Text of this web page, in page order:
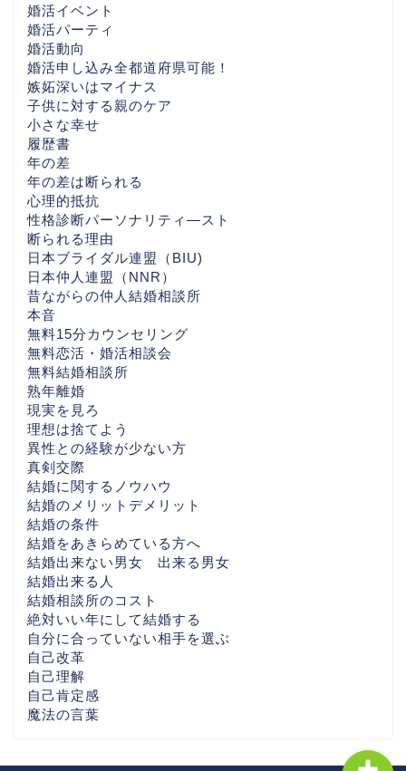
婚活イベント
婚活パーティ
婚活動向
婚活申し込み全都道府県可能！
嫉妬深いはマイナス
子供に対する親のケア
小さな幸せ
履歴書
年の差
年の差は断られる
心理的抵抗
性格診断パーソナリティ―スト
断られる理由
日本ブライダル連盟（BIU)
日本仲人連盟（NNR）
昔ながらの仲人結婚相談所
本音
無料15分カウンセリング
無料恋活・婚活相談会
無料結婚相談所
熟年離婚
現実を見ろ
理想は捨てよう
異性との経験が少ない方
真剣交際
結婚に関するノウハウ
結婚のメリットデメリット
結婚の条件
結婚をあきらめている方へ
結婚出来ない男女 出来る男女
結婚出来る人
結婚相談所のコスト
絶対いい年にして結婚する
自分に合っていない相手を選ぶ
自己改革
自己理解
自己肯定感
魔法の言葉
各地域別婚活ぺージ・AI